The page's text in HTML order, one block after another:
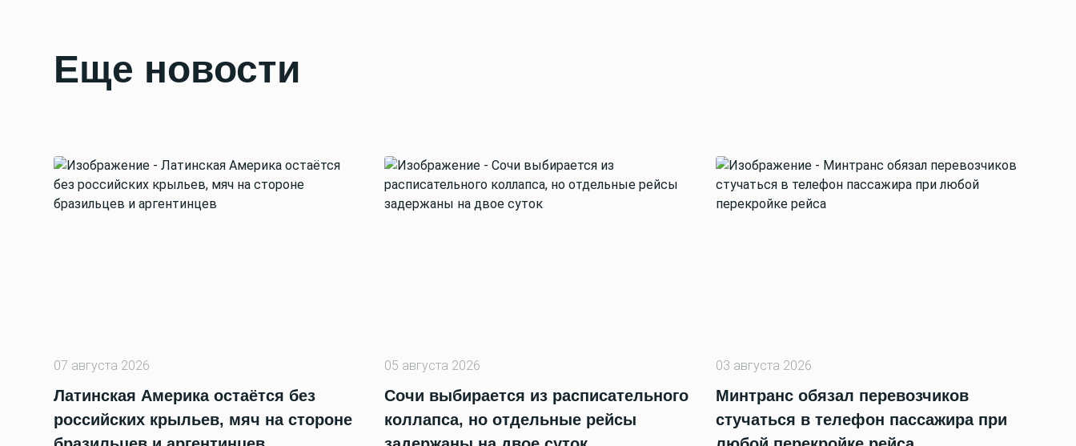
Еще новости
07 августа 2026
Латинская Америка остаётся без
российских крыльев, мяч на стороне
05 августа 2026
Сочи выбирается из расписательного
коллапса, но отдельные рейсы
03 августа 2026
Минтранс обязал перевозчиков
стучаться в телефон пассажира при